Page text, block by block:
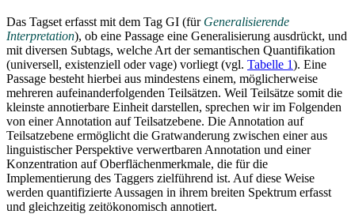
Das Tagset erfasst mit dem Tag GI (für Generalisierende
Interpretation), ob eine Passage eine Generalisierung ausdrückt, und
mit diversen Subtags, welche Art der semantischen Quantifikation
(universell, existenziell oder vage) vorliegt (vgl. Tabelle 1). Eine
Passage besteht hierbei aus mindestens einem, möglicherweise
mehreren aufeinanderfolgenden Teilsätzen. Weil Teilsätze somit die
kleinste annotierbare Einheit darstellen, sprechen wir im Folgenden
von einer Annotation auf Teilsatzebene. Die Annotation auf
Teilsatzebene ermöglicht die Gratwanderung zwischen einer aus
linguistischer Perspektive verwertbaren Annotation und einer
Konzentration auf Oberflächenmerkmale, die für die
Implementierung des Taggers zielführend ist. Auf diese Weise
werden quantifizierte Aussagen in ihrem breiten Spektrum erfasst
und gleichzeitig zeitökonomisch annotiert.